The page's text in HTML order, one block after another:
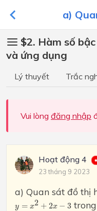
a)
$2. Hàm số
và ứng dụng
Lý thuyết Trắc
Vui lòng đăng nhập
Hoạt động 4
23 tháng 9 2023
a) Quan sát đồ thị
y = x2 + 2x − 3
= 2 +
trong